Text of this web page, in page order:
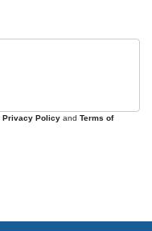
Privacy Policy and Terms of